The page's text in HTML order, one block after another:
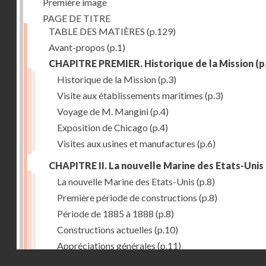
PAGE DE TITRE
TABLE DES MATIÈRES (p.129)
Avant-propos (p.1)
CHAPITRE PREMIER. Historique de la Mission
Historique de la Mission(p.3)
Visite aux établissements maritimes (p.3)
Voyage de M. Mangini(p.4)
Exposition de Chicago (p.4)
Visites aux usines et manufactures (p.6)
CHAPITRE II. La nouvelle Marine des Etats-Unis
La nouvelle Marine des Etats-Unis (p.8)
Première période de constructions (p.8)
Période de 1885 à 1888 (p.8)
Constructions actuelles (p.10)
Appréciations générales (p.11)